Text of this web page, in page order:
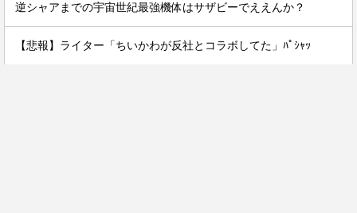
逆シャアまでの宇宙世紀最強機体はサザビーでええんか？
【悲報】ライター「ちいかわが反社とコラボしてた」ﾊﾟｼｬｯ